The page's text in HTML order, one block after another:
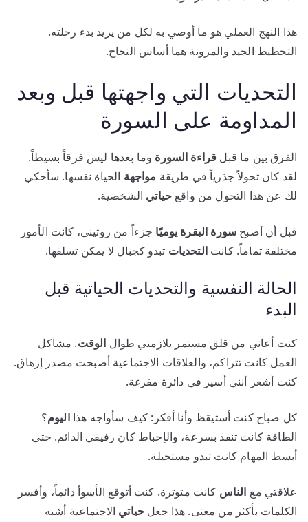
هذا النهج العملي هو ما أوصي به لكل من يريد بدء رحلته.
التخطيط الجيد والمرونة هما أساس النجاح.
التحديات التي واجهتها قبل وبعد
المداومة على السورة
الفرق بين ما قبل قراءة السورة وما بعدها ليس فرقاً بسيطاً.
لقد كان تحولاً جذرياً في طريقة مواجهة الحياة نفسها. سأحكي
لك عن هذا التحول من واقع حياتي الشخصية.
قبل أن أصبح سورة البقرة يوميًا جزءاً من روتيني، كانت الأمور
مختلفة تماماً. كانتالتحديات تبدو كجبال لا يمكن تسلقها.
الحالة النفسية والتحديات الحياتية قبل
البدء
كنت أعاني من قلق مستمر يلازمني طوال الوقت. مشاكل
العمل كانت تتراكم، والعلاقات الاجتماعية أصبحت مصدر إرهاق.
كنت أشعر أنني أسير في دائرة مفرغة.
كل صباح كنت أستيقظ وأنا أفكر: كيف سأواجه هذااليوم؟
الطاقة كانت تنفد بسرعة، والإحباط كان رفيقي الدائم. حتى
أبسط المهام كانت تبدو مستحيلة.
علاقتي مع الناس كانت متوترة. كنت أتوقع الأسوأ دائماً، وأفسر
الكلمات بأكثر من معنى. هذا جعل حياتي الاجتماعية أشبه